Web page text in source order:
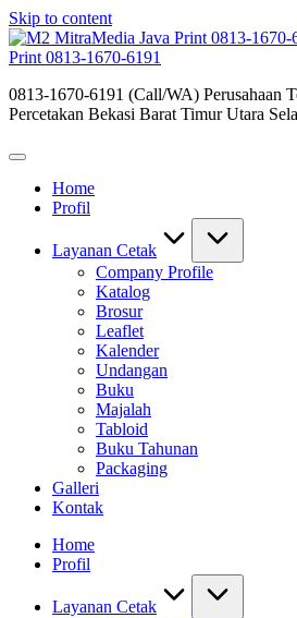
Skip to content
Print 0813-1670-6191
0813-1670-6191 (Call/WA) Perusahaan
Percetakan Bekasi Barat Timur Utara
Home
Profil
Layanan Cetak
Company Profile
Katalog
Brosur
Leaflet
Kalender
Undangan
Buku
Majalah
Tabloid
Buku Tahunan
Packaging
Galleri
Kontak
Home
Profil
Layanan Cetak